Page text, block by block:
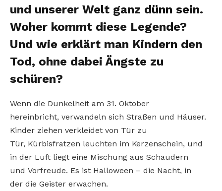
und unserer Welt ganz dünn sein.
Woher kommt diese Legende?
Und wie erklärt man Kindern den
Tod, ohne dabei Ängste zu
schüren?
Wenn die Dunkelheit am 31. Oktober
hereinbricht, verwandeln sich Straßen und Häuser.
Kinder ziehen verkleidet von Tür zu
Tür, Kürbisfratzen leuchten im Kerzenschein, und
in der Luft liegt eine Mischung aus Schaudern
und Vorfreude. Es ist Halloween – die Nacht, in
der die Geister erwachen.